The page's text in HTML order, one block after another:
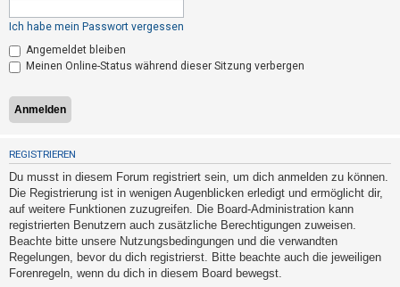
R
e
i
s
t
r
i
e
r
e
n
Ich habe mein Passwort vergessen
Angemeldet bleiben
Meinen Online-Status während dieser Sitzung verbergen
REGISTRIEREN
Du musst in diesem Forum registriert sein, um dich anmelden zu können.
Die Registrierung ist in wenigen Augenblicken erledigt und ermöglicht dir,
auf weitere Funktionen zuzugreifen. Die Board-Administration kann
registrierten Benutzern auch zusätzliche Berechtigungen zuweisen.
Beachte bitte unsere Nutzungsbedingungen und die verwandten
Regelungen, bevor du dich registrierst. Bitte beachte auch die jeweiligen
Forenregeln, wenn du dich in diesem Board bewegst.